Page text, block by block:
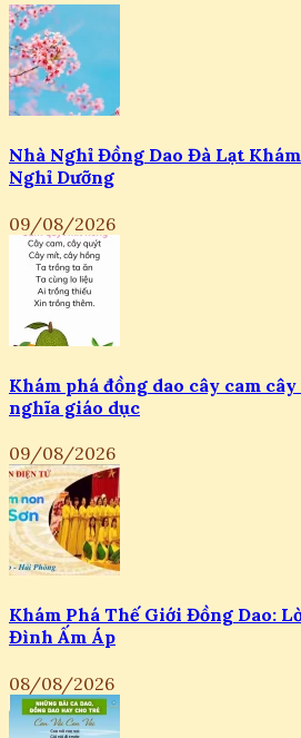
Nhà Nghỉ Đồng Dao Đà Lạt
Nghỉ Dưỡng
09/08/2026
Khám phá đồng dao cây cam
nghĩa giáo dục
09/08/2026
Khám Phá Thế Giới Đồng Dao:
Đình Ấm Áp
08/08/2026